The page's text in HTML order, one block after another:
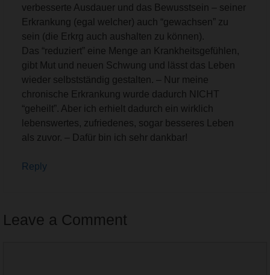
verbesserte Ausdauer und das Bewusstsein – seiner
Erkrankung (egal welcher) auch “gewachsen” zu
sein (die Erkrg auch aushalten zu können).
Das “reduziert” eine Menge an Krankheitsgefühlen,
gibt Mut und neuen Schwung und lässt das Leben
wieder selbstständig gestalten. – Nur meine
chronische Erkrankung wurde dadurch NICHT
“geheilt”. Aber ich erhielt dadurch ein wirklich
lebenswertes, zufriedenes, sogar besseres Leben
als zuvor. – Dafür bin ich sehr dankbar!
Reply
Leave a Comment